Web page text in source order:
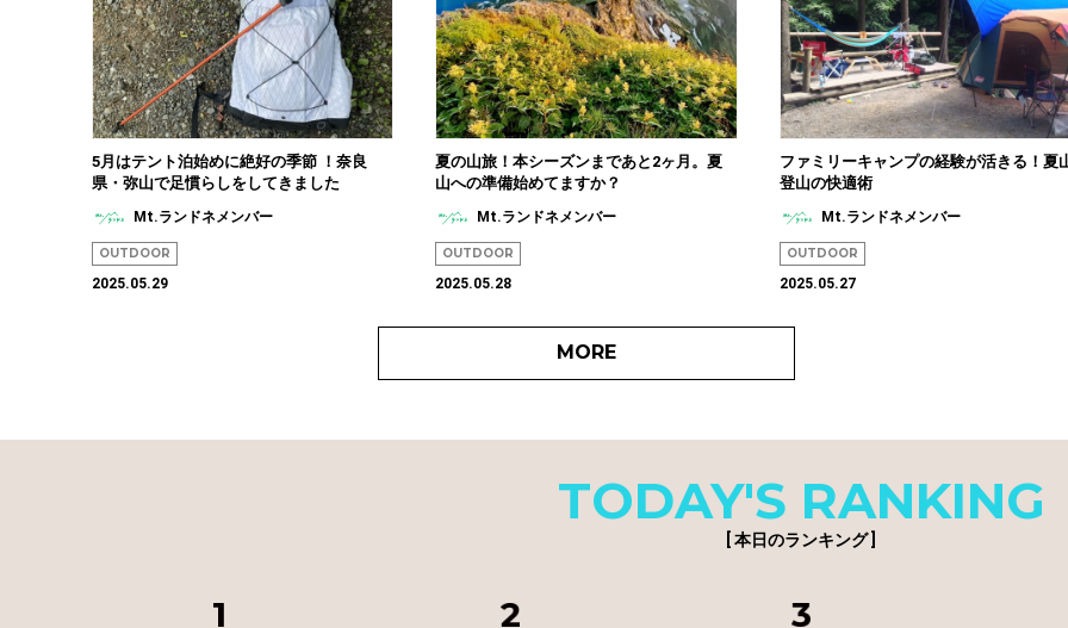
5月はテント泊始めに絶好の季節 ！奈良
県・弥山で足慣らしをしてきました
Mt.ランドネメンバー
OUTDOOR
2025.05.29
夏の山旅！本シーズンまであと2ヶ月。夏
山への準備始めてますか？
Mt.ランドネメンバー
OUTDOOR
2025.05.28
ファミリーキャンプの経験が活きる！夏
登山の快適術
Mt.ランドネメンバー
OUTDOOR
2025.05.27
MORE
TODAY'S RANKING
[ 本日のランキング ]